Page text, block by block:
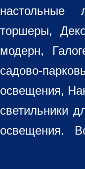
настольные
торшеры,
модерн,
садово-
освещения,
светильники
освещения.